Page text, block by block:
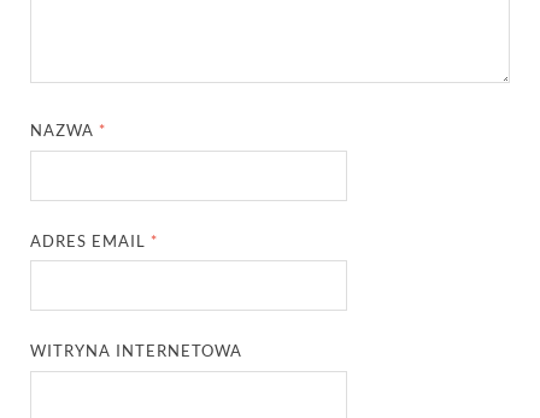
NAZWA *
ADRES EMAIL *
WITRYNA INTERNETOWA